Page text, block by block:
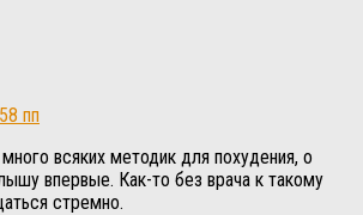
пп
всяких методик для похудения, о
впервые. Как-то без врача к такому
стремно.